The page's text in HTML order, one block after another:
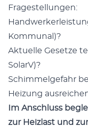
Fragestellungen:
Kommunal)?
Aktu­el­le Geset­ze
SolarV)?
Schim­mel­ge­fahr
Hei­zung
Im Anschluss
zur Heiz­last und